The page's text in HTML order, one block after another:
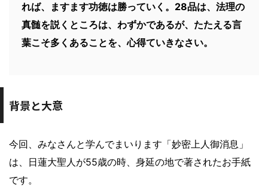
れば、ますます功徳は勝っていく。28品は、法理の
真髄を説くところは、わずかであるが、たたえる言
葉こそ多くあることを、心得ていきなさい。
背景と大意
今回、みなさんと学んでまいります「妙密上人御消息」
は、日蓮大聖人が55歳の時、身延の地で著されたお手紙
です。